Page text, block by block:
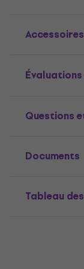
Évaluations
Questions
Documents
Tableau